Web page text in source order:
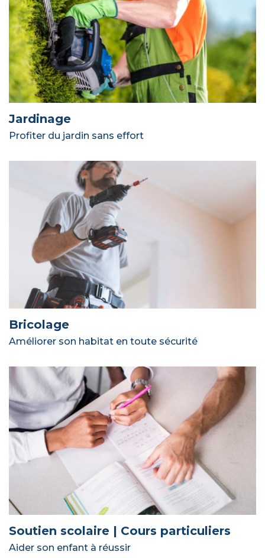
Jardinage
Profiter du jardin sans effort
Bricolage
Améliorer son habitat en toute sécurité
Soutien scolaire | Cours particuliers
Aider son enfant à réussir